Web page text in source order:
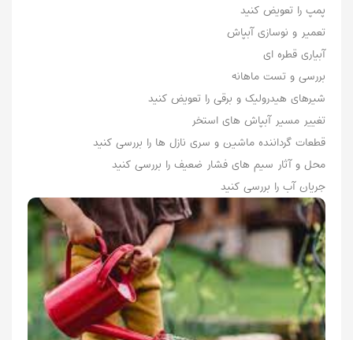
پمپ را تعویض کنید
تعمیر و نوسازی آبپاش
آبیاری قطره ای
بررسی و تست ماهانه
شیرهای هیدرولیک و برقی را تعویض کنید
تغییر مسیر آبپاش های استخر
قطعات گرداننده ماشین و سری نازل ها را بررسی کنید
محل و آثار سیم های فشار ضعیف را بررسی کنید
جریان آب را بررسی کنید